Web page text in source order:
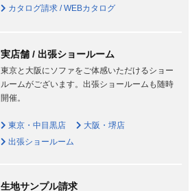
カタログ請求 / WEBカタログ
実店舗 / 出張ショールーム
東京と大阪にソファをご体感いただけるショー
ルームがございます。出張ショールームも随時
開催。
東京・中目黒店
大阪・堺店
出張ショールーム
生地サンプル請求